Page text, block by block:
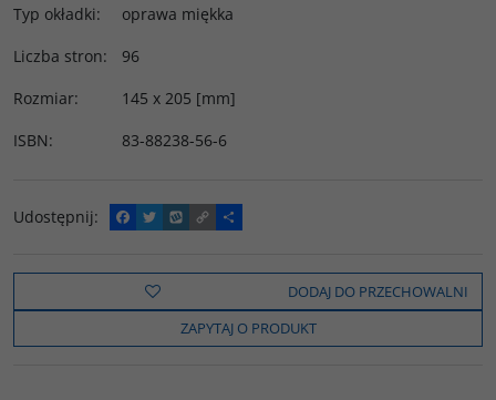
Typ okładki:
oprawa miękka
Liczba stron:
96
Rozmiar:
145 x 205 [mm]
ISBN: 83-88238-56-6
Udostępnij:
F
a
e
o
k
T
w
t
t
e
W
y
o
C
o
y
i
n
k
P
o
z
e
l
s
DODAJ DO PRZECHOWALNI
ZAPYTAJ O PRODUKT